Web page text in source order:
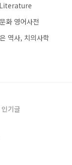
화 영어사전
역사, 치의사학
인기글